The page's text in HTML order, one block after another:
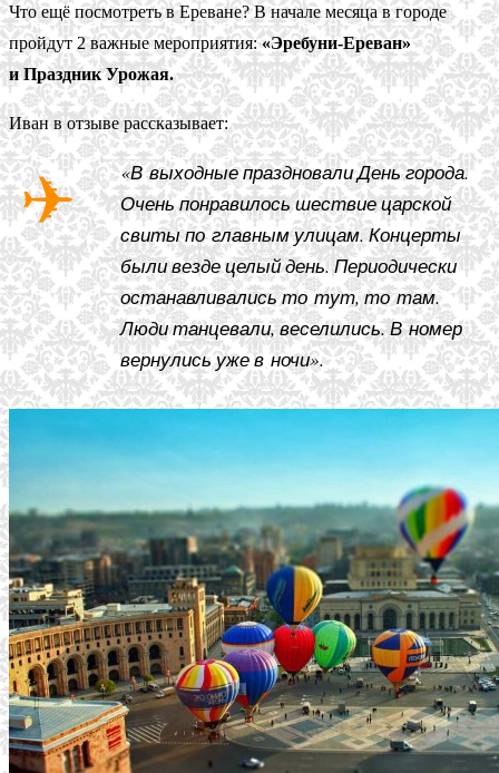
Что ещё посмотреть в Ереване? В начале месяца в городе
пройдут 2 важные мероприятия:«Эребуни-Ереван»
и Праздник Урожая.
Иван в отзыве рассказывает:
«В выходные праздновали День города.
Очень понравилось шествие царской
свиты по главным улицам. Концерты
были везде целый день. Периодически
останавливались то тут, то там.
Люди танцевали, веселились. В номер
вернулись уже в ночи».